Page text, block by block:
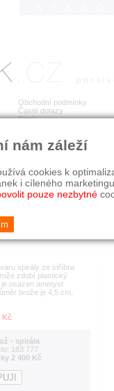
Obchodní podmínky
Časté dotazy
Ceník
č. 183 777
spirály ze stříbra
zdobí plastický
osazen ametyst
brože je 4,5 cm,
Kč
- spirála
183 777
2 400 Kč
nám záleží
cookies k
i cíleného
pouze nezbytné